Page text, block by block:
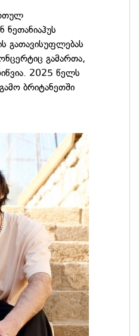
ნეთანიაჰუს
გათავისუფლებას
გამართა,
2025 წელს
ბრიტანეთში